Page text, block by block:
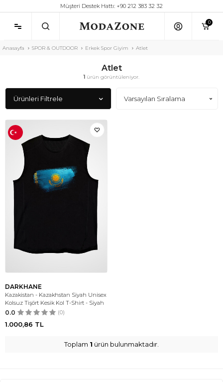
Müşteri Destek Hattı: +90 212 383 32 32
0
Anasayfa SPOR & OUTDOOR Erkek Spor Giyim Atlet
Atlet
1 ürün görüntüleniyor.
Ürünleri Filtrele
DARKHANE
Kazakistan - Kazakhstan Siyah Unisex
Kolsuz Tişört Kesik Kol T-Shirt - Siyah
0.0 (0)
1.000,86 TL
Toplam 1 ürün bulunmaktadır.